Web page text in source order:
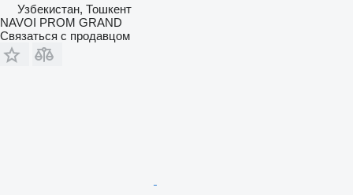
Узбекистан, Тошкент
NAVOI PROM GRAND
Связаться с продавцом